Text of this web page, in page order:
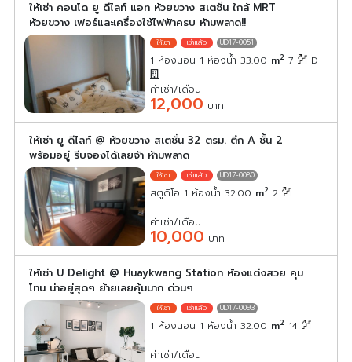
ให้เช่า คอนโด ยู ดีไลท์ แอท ห้วยขวาง สเตชั่น ใกล้ MRT
ห้วยขวาง เฟอร์และเครื่องใช้ไฟฟ้าครบ ห้ามพลาด!!
UD17-0051
1 ห้องนอน 1 ห้องน้ำ 33.00 m2 7 D
ค่าเช่า/เดือน
12,000 บาท
ให้เช่า ยู ดีไลท์ @ ห้วยขวาง สเตชั่น 32 ตรม. ตึก A ชั้น 2
พร้อมอยู่ รีบจองได้เลยจ้า ห้ามพลาด
UD17-0080
สตูดิโอ 1 ห้องน้ำ 32.00 m2 2
ค่าเช่า/เดือน
10,000 บาท
ให้เช่า U Delight @ Huaykwang Station ห้องแต่งสวย คุม
โทน น่าอยู่สุดๆ ย้ายเลยคุ้มมาก ด่วนๆ
UD17-0093
1 ห้องนอน 1 ห้องน้ำ 32.00 m2 14
ค่าเช่า/เดือน